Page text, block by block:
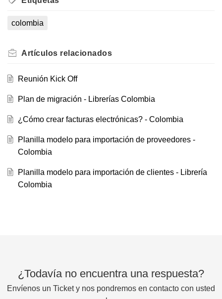
colombia
Artículos relacionados
Reunión Kick Off
Plan de migración - Librerías Colombia
¿Cómo crear facturas electrónicas? - Colombia
Planilla modelo para importación de proveedores -
Colombia
Planilla modelo para importación de clientes - Librería
Colombia
¿Todavía no encuentra una respuesta?
Envíenos un Ticket y nos pondremos en contacto con usted